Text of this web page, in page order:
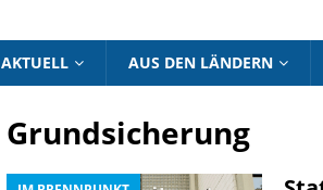
AKTUELL AUS DEN LÄNDERN
Grundsicherung